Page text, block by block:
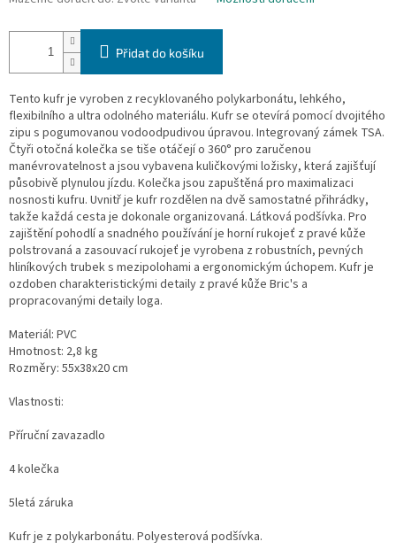
Přidat do košíku
Tento kufr je vyroben z recyklovaného polykarbonátu, lehkého,
flexibilního a ultra odolného materiálu. Kufr se otevírá pomocí dvojitého
zipu s pogumovanou vodoodpudivou úpravou. Integrovaný zámek TSA.
Čtyři otočná kolečka se tiše otáčejí o 360° pro zaručenou
manévrovatelnost a jsou vybavena kuličkovými ložisky, která zajišťují
působivě plynulou jízdu. Kolečka jsou zapuštěná pro maximalizaci
nosnosti kufru. Uvnitř je kufr rozdělen na dvě samostatné přihrádky,
takže každá cesta je dokonale organizovaná. Látková podšívka. Pro
zajištění pohodlí a snadného používání je horní rukojeť z pravé kůže
polstrovaná a zasouvací rukojeť je vyrobena z robustních, pevných
hliníkových trubek s mezipolohami a ergonomickým úchopem. Kufr je
ozdoben charakteristickými detaily z pravé kůže Bric's a
propracovanými detaily loga.
Materiál: PVC
Hmotnost: 2,8 kg
Rozměry: 55x38x20 cm
Vlastnosti:
Příruční zavazadlo
4 kolečka
5letá záruka
Kufr je z polykarbonátu. Polyesterová podšívka.